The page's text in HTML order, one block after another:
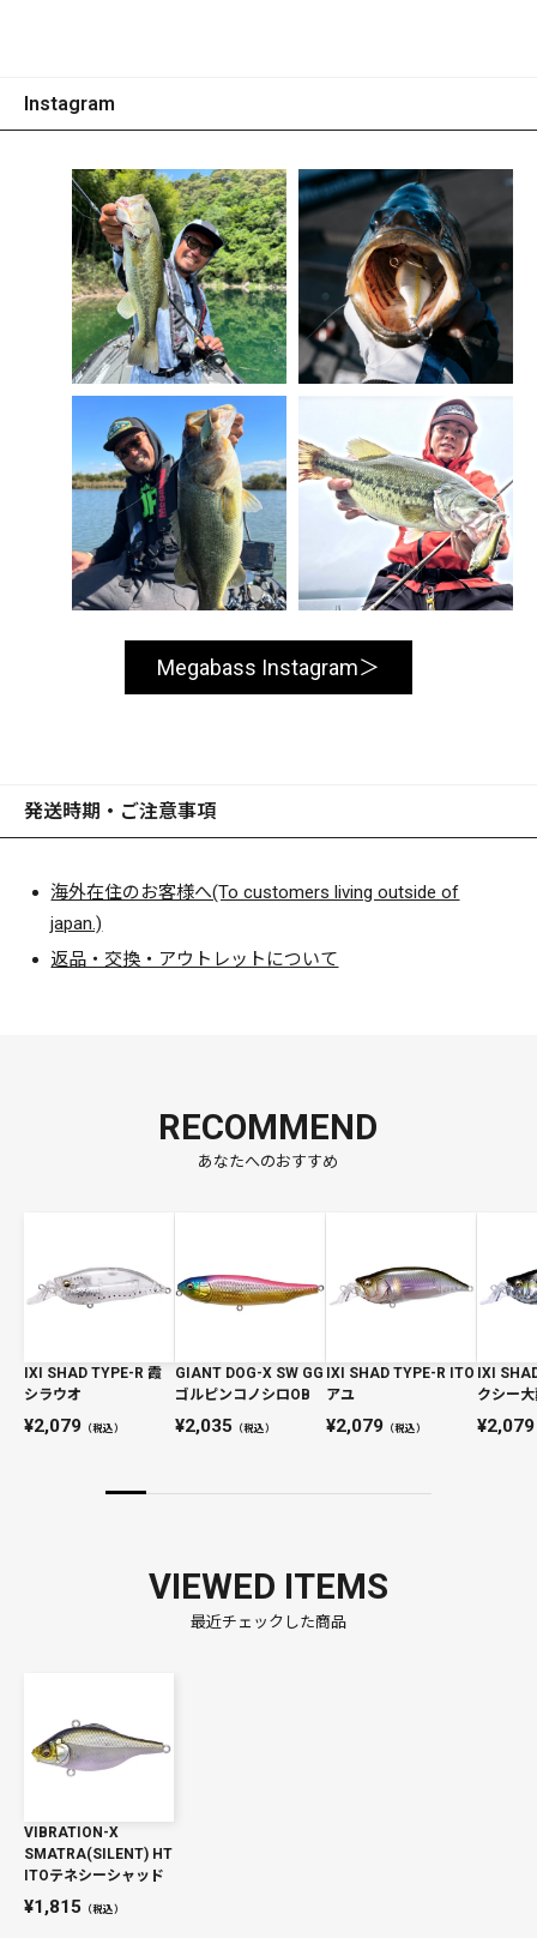
Instagram
Megabass Instagram
発送時期・ご注意事項
海外在住のお客様へ(To customers living outside of
japan.)
返品・交換・アウトレットについて
RECOMMEND
あなたへのおすすめ
IXI SHAD TYPE-R 霞
シラウオ
2,079 （税込）
GIANT DOG-X SW GG
ゴルピンコノシロOB
2,035（税込）
IXI SHAD TYPE-R ITO
アユ
2,079（税込）
IXI
クシー
2,079
VIEWED ITEMS
最近チェックした商品
VIBRATION-X
SMATRA(SILENT) HT
ITOテネシーシャッド
1,815 （税込）